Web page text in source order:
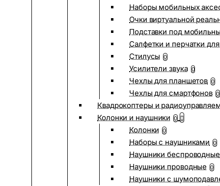
Наборы мобильных
Очки виртуальной
Подставки под
Салфетки и перчатки
Стилусы 0
Усилители звука 0
Чехлы для планшетов 0
Чехлы для смартфонов 0
Квадрокоптеры и
Колонки и наушники 0
Колонки 0
Наборы с наушниками 0
Наушники беспроводные
Наушники проводные 0
Наушники с